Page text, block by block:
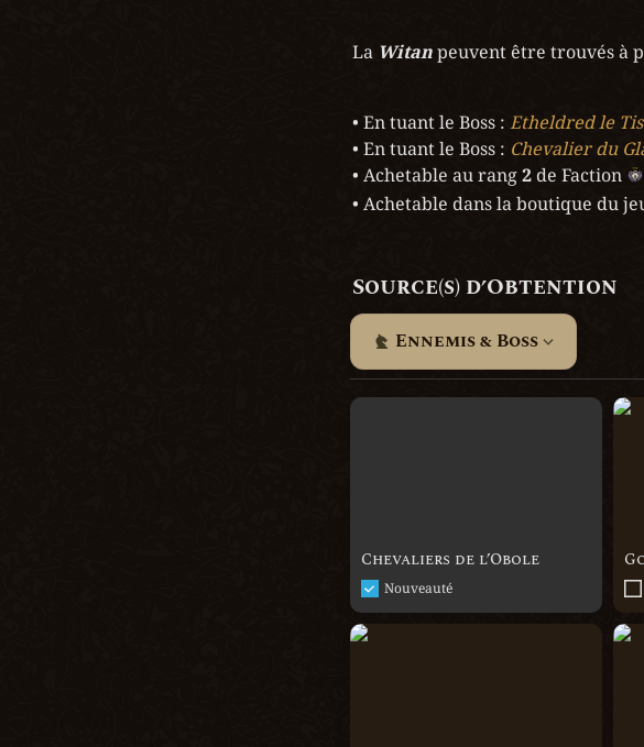
La Witan peuvent être trouvés à
• En tuant le Boss : Etheldred le
• En tuant le Boss : Chevalier du
• Achetable au rang 2 de Faction
• Achetable dans la boutique du
Source(s) d’Obtention
Ennemis & Boss
Chevaliers de l’Obole
Nouveauté
Kabocha